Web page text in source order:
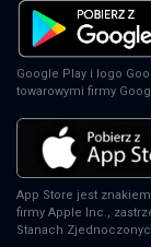
Google Play i logo
towarowymi firmy
App Store jest
firmy Apple Inc.,
Stanach